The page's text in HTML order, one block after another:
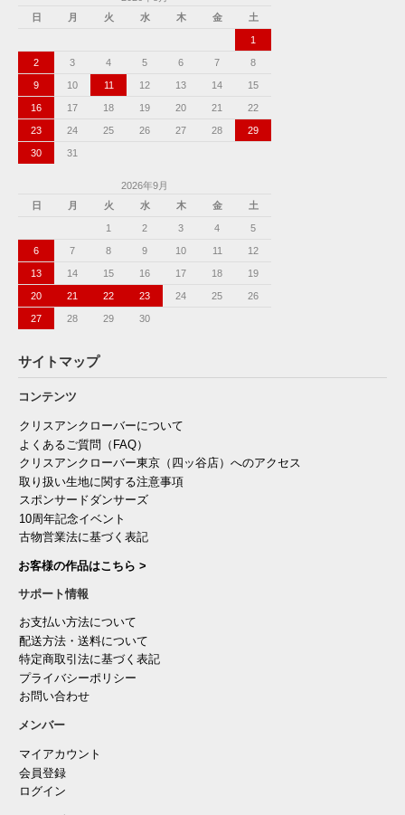
日
月 火 水 木 金 土
1
2 3 4 5 6 7 8
9 10 11 12 13 14 15
16 17 18 19 20 21 22
23 24 25 26 27 28 29
30 31
2026年9月
日
月 火 水 木 金 土
1 2 3 4 5
6 7 8 9 10 11 12
13 14 15 16 17 18 19
20 21 22 23 24 25 26
27 28 29 30
サイトマップ
コンテンツ
クリスアンクローバーについて
よくあるご質問（FAQ）
クリスアンクローバー東京（四ッ谷店）へのアクセス
取り扱い生地に関する注意事項
スポンサードダンサーズ
10周年記念イベント
古物営業法に基づく表記
お客様の作品はこちら >
サポート情報
お支払い方法について
配送方法・送料について
特定商取引法に基づく表記
プライバシーポリシー
お問い合わせ
メンバー
マイアカウント
会員登録
ログイン